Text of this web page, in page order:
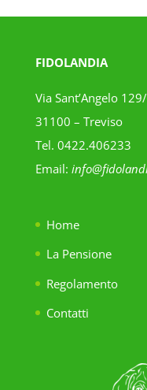
FIDOLANDIA
Via Sant’Angelo
31100 – Treviso
Tel. 0422.406233
Email:
Home
La Pensione
Regolamento
Contatti